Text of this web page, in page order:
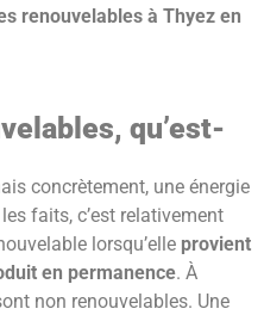
renouvelables à Thyez en
qu’est-
concrètement, une énergie
faits, c’est relativement
lorsqu’elle provient
en permanence. À
non renouvelables. Une